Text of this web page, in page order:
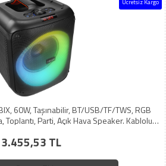
Ücretsiz Kargo
60W, Taşınabilir, BT/USB/TF/TWS, RGB
Toplantı, Parti, Açık Hava Speaker. Kablolu
3.455,53 TL